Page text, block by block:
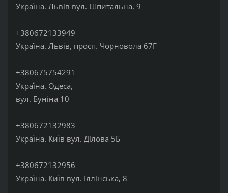
Україна. Львів вул. Шпитальна, 9
+380672133949
Україна. Львів, просп. Чорновола 67Г
+380675754291
Україна. Одеса,
вул. Буніна 10
+380672132983
Україна. Київ вул. Ділова 5Б
+380672132956
Україна. Київ вул. Іллінська, 8